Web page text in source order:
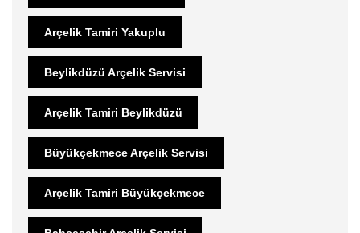
Arçelik Tamiri Yakuplu
Beylikdüzü Arçelik Servisi
Arçelik Tamiri Beylikdüzü
Büyükçekmece Arçelik Servisi
Arçelik Tamiri Büyükçekmece